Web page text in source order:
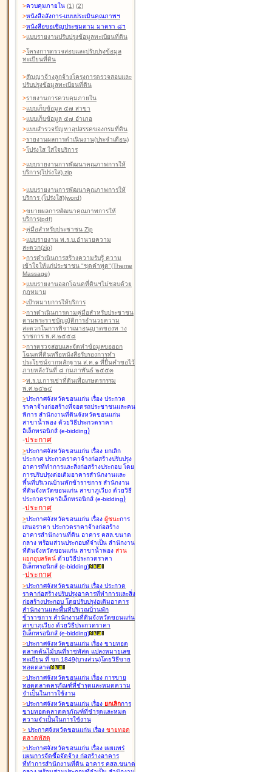
>ควบคุมภายใน (1) (2)
>หนังสือสังการ-แบบประเมินคุณภาพฯ
>หนังสือขอเชิญประชุมตาม มาตรา ๘ฯ
>แบบรายงานปรับปรุงข้อมูลทะเบียนที่ดิน
>โครงการตรวจสอบและปรับปรุงข้อมูล
ทะเบียนที่ดิน
>สัญญาจ้างลูกจ้างโครงการตรวจสอบและ
ปรับปรุงข้อมูลทะเบียนที่ดิน
>รายงานการควบคุมภายใน
>แบบเก็บข้อมูล ๕๗ สาขา
>แบบเก็บข้อมูล ๕๗ อำเภอ
>แบบสำรวจปัญหาอุปสรรคของกรมที่ดิน
>รายงานผลการดำเนินงาน(ประจำเดือน)
>โปร่งใส ใส่ใจบริการ
>แบบรายงานการพัฒนาคุณภาพการให้
บริการ(โปร่งใส).zip
>แบบรายงานการพัฒนาคุณภาพการให้
บริการ (โปร่งใส)(word)
>ขยายผลการพัฒนาคุณภาพการให้
บริการ(pdf)
>คู่มือสำหรับประชาชน Zip
>แบบรายงาน พ.ร.บ.อำนวยความ
สะดวก(zip)
>การดำเนินการสร้างความรับรู้ ความ
เข้าใจให้แก่ประชาชน "ชุดคำพูด"(Theme
Massage)
>แบบรายงานออกโฉนดที่ดินฯไม่ชอบด้วย
กฎหมาย
>เป้าหมายการให้บริการ
>การดำเนินการตามคู่มือสำหรับประชาชน
ตามพระราชบัญญัติการอำนวยความ
สะดวกในการพิจารณาอนุญาตของท าง
ราชการ พ.ศ.๒๕๕๘
>การตรวจสอบและจัดทำข้อมูลขอออก
โฉนดที่ดินหรือหนังสือรับรองการทำ
ประโยชน์จากหลักฐาน ส.ค.๑ ที่ยื่นคำขอไว้
ภายหลังวันที่ ๘ กุมภาพันธ์ ๒๕๕๓
>พ.ร.บ.การเช่าที่ดินเพื่อเกษตรกรรม
พ.ศ.๒๕๒๔
>ประกาศจังหวัดขอนแก่น เรื่อง ประกวด
ราคาจ้างก่อสร้างที่จอดรถประชาชนและคน
พิการ สำนักงานที่ดินจังหวัดขอนแก่น
สาขาน้ำพอง ด้วยวิธีประกวดราคา
อิเล็กทรอนิกส์ (e-bidding)
-ประกาศ
>ประกาศจังหวัดขอนแก่น เรื่อง ยกเลิก
ประกาศ ประกวดราคาจ้างก่อสร้างปรับปรุง
อาคารที่ทำการและสิ่งก่อสร้างประกอบ โดย
การปรับปรุงต่อเติมอาคารสำนักงานและ
พื้นที่บริเวณบ้านพักข้าราชการ สำนักงาน
ที่ดินจังหวัดขอนแก่น สาขาภูเวียง ด้วยวิธี
ประกวดราคาอิเล็กทรอนิกส์ (e-bidding)
-ประกาศ
>ประกาศจังหวัดขอนแก่น เรื่อง ผู้ชนะการ
เสนอราคา ประกวดราคาจ้างก่อสร้าง
อาคารสำนักงานที่ดิน อาคาร คสล.ขนาด
กลาง พร้อมส่วนประกอบที่จำเป็น สำนักงาน
ที่ดินจังหวัดขอนแก่น สาขาน้ำพอง ส่วน
แยกอุบลรัตน์ ด้วยวิธีประกวดราคา
อิเล็กทรอนิกส์ (e-bidding)
-ประกาศ
>ประกาศจังหวัดขอนแก่น เรื่อง ประกวด
ราคาก่อสร้างปรับปรุงอาคารที่ทำการและสิ่ง
ก่อสร้างประกอบ โดยปรับปรุง่อเติมอาคาร
สำนักงานและพื้นที่บริเวณบ้านพัก
ข้าราชการ สำนักงานที่ดินจังหวัดขอนแก่น
สาขาภูเวียง ด้วยวิธีประกวดราคา
อิเล็กทรอนิกส์ (e-bidding)
>ประกาศจังหวัดขอนแก่น เรื่อง ขายทอด
ตลาดต้นไม้บนที่ราชพัสดุ แปลงหมายเลข
ทะเบียน ที่ ขก.1849(บางส่วน)โดยวิธีขาย
ทอดตลาด
>ประกาศจังหวัดขอนแก่น เรื่อง การขาย
ทอดตลาดครุภัณฑ์ที่ชำรุดและหมดความ
จำเป็นในการใช้งาน
>ประกาศจังหวัดขอนแก่น เรื่อง ยกเลิกการ
ขายทอดตลาดครุภัณฑ์ที่ชำรุดและหมด
ความจำเป็นในการใช้งาน
> ประกาศจังหวัดขอนแก่น เรื่อง ขายทอด
ตลาดพัสดุ
>ประกาศจังหวัดขอนแก่น เรื่อง เผยแพร่
แผนการจัดซื้อจัดจ้าง ก่อสร้างอาคาร
ที่ทำการสำนักงานที่ดิน อาคาร คสล.ขนาด